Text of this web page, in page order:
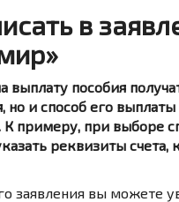
в
выплату пособия
но и способ его
примеру, при выборе
реквизиты
заявления вы можете